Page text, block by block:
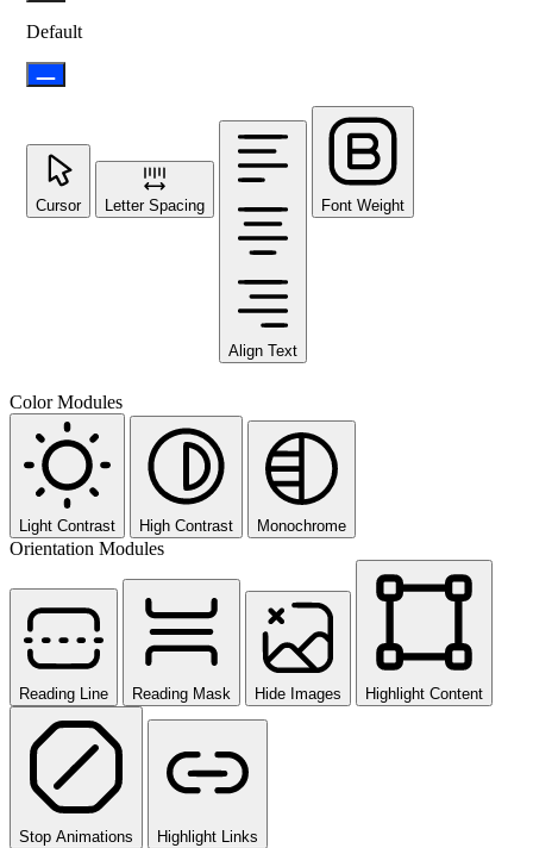
Default
Cursor Letter Spacing
Align Text
Font Weight
Color Modules
Light Contrast High Contrast Monochrome
Orientation Modules
Reading Line Reading Mask Hide Images Highlight Content
Stop Animations Highlight Links